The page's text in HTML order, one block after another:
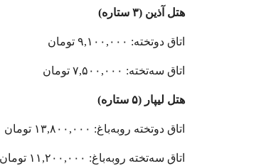
هتل آذین (۳ ستاره)
اتاق دوتخته: ۹,۱۰۰,۰۰۰ تومان
اتاق سه‌تخته: ۷,۵۰۰,۰۰۰ تومان
هتل لیپار (۵ ستاره)
اتاق دوتخته رو‌به‌باغ: ۱۳,۸۰۰,۰۰۰ تومان
اتاق سه‌تخته رو‌به‌باغ: ۱۱,۲۰۰,۰۰۰ تومان